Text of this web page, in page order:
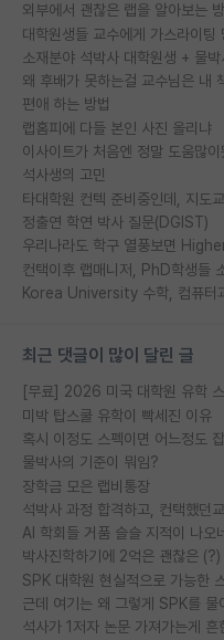
외부에서 괜찮은 랩을 알아보는
소재분야 석박사 대학원생 + 물
편애 하는 방법
랩홈피에 다들 본인 사진 올리냐
이사이트가 처음엔 정말 도움많이
석사생의 고민
정출연 학연 박사 질문(DGIST)
최근 댓글이 많이 달린 글
미박 탑스쿨 유학이 빡세진 이유
혹시 이정도 스펙이면 어느정도
물박사의 기준이 뭐임?
장학금 모은 랩비통장
AI 학회들 거품 슬슬 지적이 나오
SPK 대학원 현실적으로 가능한
근데 여기는 왜 그렇게 SPK를 물
석사가 1저자 논문 가져가는게 흔